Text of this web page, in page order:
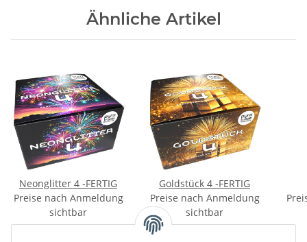
Ähnliche Artikel
Neonglitter 4 -FERTIG
Preise nach Anmeldung
sichtbar
Goldstück 4 -FERTIG
Preise nach Anmeldung
sichtbar